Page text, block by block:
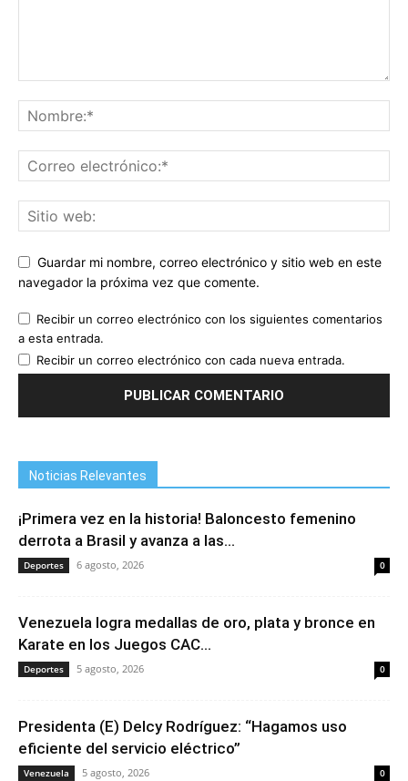
Guardar mi nombre, correo electrónico y sitio web en este
navegador la próxima vez que comente.
Recibir un correo electrónico con los siguientes comentarios
a esta entrada.
Recibir un correo electrónico con cada nueva entrada.
Noticias Relevantes
¡Primera vez en la historia! Baloncesto femenino
derrota a Brasil y avanza a las...
Deportes 6 agosto, 2026 0
Venezuela logra medallas de oro, plata y bronce en
Karate en los Juegos CAC...
Deportes 5 agosto, 2026 0
Presidenta (E) Delcy Rodríguez: “Hagamos uso
eficiente del servicio eléctrico”
Venezuela 5 agosto, 2026 0